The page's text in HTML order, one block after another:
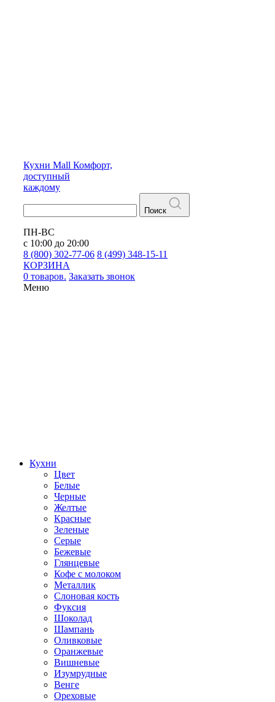
Кухни Mall Комфорт,
доступный
каждому
Поиск
ПН-ВС
с 10:00 до 20:00
8 (800) 302-77-06 8 (499) 348-15-11
КОРЗИНА
0 товаров. Заказать звонок
Меню
Кухни
Цвет
Белые
Черные
Желтые
Красные
Зеленые
Серые
Бежевые
Глянцевые
Кофе с молоком
Металлик
Слоновая кость
Фуксия
Шоколад
Шампань
Оливковые
Оранжевые
Вишневые
Изумрудные
Венге
Ореховые